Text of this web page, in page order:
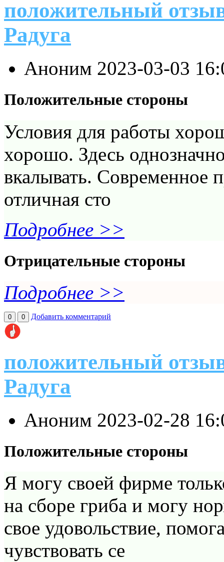
положительный
Радуга
Аноним 2023-03-03
Положительные стороны
Условия для работы
хорошо. Здесь
вкалывать. Современное
отличная сто
Подробнее >>
Отрицательные стороны
Подробнее >>
0 0 Добавить комментарий
положительный
Радуга
Аноним 2023-02-28
Положительные стороны
Я могу своей фирме
на сборе гриба и могу
свое удовольствие,
чувствовать се